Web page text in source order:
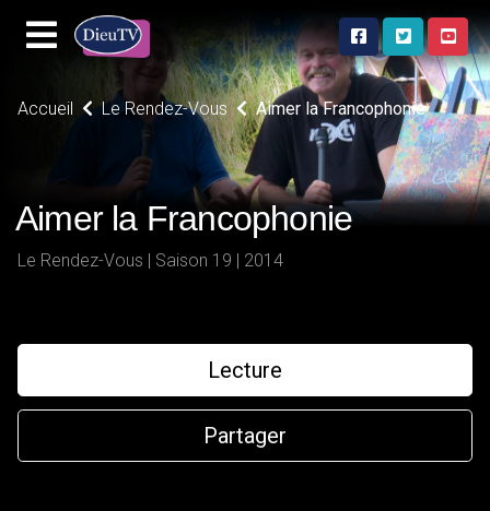
Accueil Le Rendez-Vous Aimer la Francophonie
Aimer la Francophonie
Le Rendez-Vous | Saison 19 | 2014
Lecture
Partager